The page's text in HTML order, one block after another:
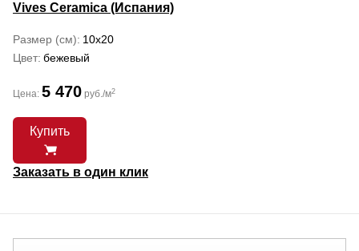
Vives Ceramica (Испания)
Размер (см) 10x20
Цвет бежевый
Цена: 5 470 руб./м2
Купить
Заказать в один клик